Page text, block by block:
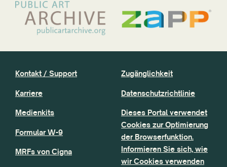
Kontakt / Support
Karriere
Medienkits
Formular W-9
MRFs von Cigna
Zugänglichkeit
Datenschutzrichtlinie
Dieses Portal verwendet
Cookies zur Optimierung
der Browserfunktion.
Informieren Sie sich, wie
wir Cookies verwenden